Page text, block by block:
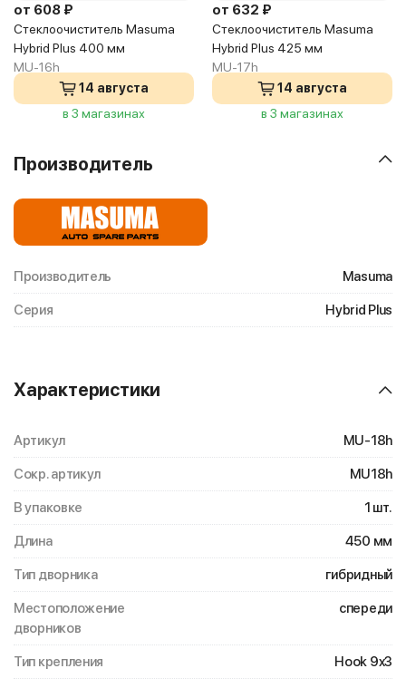
от 608 ₽
Стеклоочиститель Masuma
Hybrid Plus 400 мм
MU-16h
14 августа
в 3 магазинах
от 632 ₽
Стеклоочиститель Masuma
Hybrid Plus 425 мм
MU-17h
14 августа
в 3 магазинах
Производитель
Производитель Masuma
Серия Hybrid Plus
Характеристики
Артикул MU-18h
Сокр. артикул MU18h
В упаковке 1 шт.
Длина 450 мм
Тип дворника гибридный
Местоположение
дворников
спереди
Тип крепления Hook 9x3